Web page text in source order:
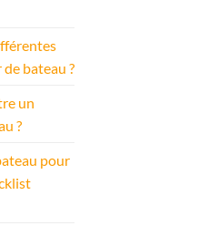
bateau ?
un
?
pour